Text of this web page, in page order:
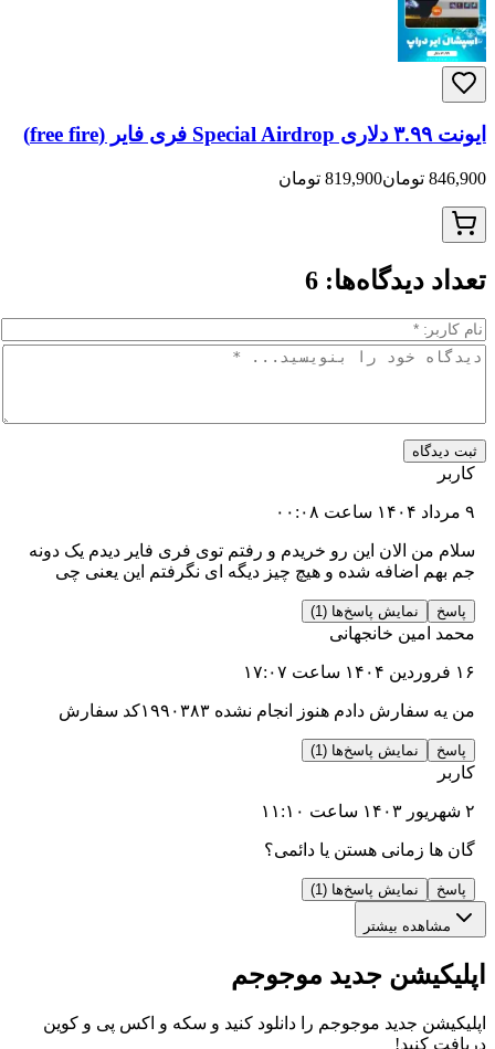
819,900 تومان
دیدگاه‌ها:6
الان این رو خریدم و رفتم توی فری فایر دیدم یک دونه
اضافه شده و هیچ چیز دیگه ای نگرفتم این یعنی چی
نمایش پاسخ‌ها (1)
خانجهانی
دادم هنوز انجام نشده ۱۹۹۰۳۸۳کد سفارش
نمایش پاسخ‌ها (1)
هستن یا دائمی؟
نمایش پاسخ‌ها (1)
بیشتر
جدید موجوجم
جدید موجوجم را دانلود کنید و سکه و اکس پی و کوین